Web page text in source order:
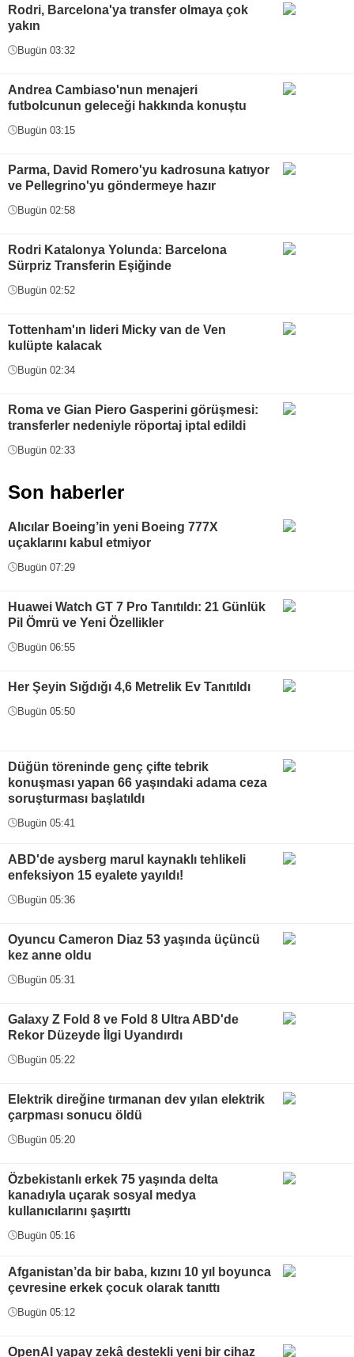
Rodri, Barcelona'ya transfer olmaya çok
yakın
Bugün 03:32
Andrea Cambiaso'nun menajeri
futbolcunun geleceği hakkında konuştu
Bugün 03:15
Parma, David Romero'yu kadrosuna katıyor
ve Pellegrino'yu göndermeye hazır
Bugün 02:58
Rodri Katalonya Yolunda: Barcelona
Sürpriz Transferin Eşiğinde
Bugün 02:52
Tottenham'ın lideri Micky van de Ven
kulüpte kalacak
Bugün 02:34
Roma ve Gian Piero Gasperini görüşmesi:
transferler nedeniyle röportaj iptal edildi
Bugün 02:33
Son haberler
Alıcılar Boeing’in yeni Boeing 777X
uçaklarını kabul etmiyor
Bugün 07:29
Huawei Watch GT 7 Pro Tanıtıldı: 21 Günlük
Pil Ömrü ve Yeni Özellikler
Bugün 06:55
Her Şeyin Sığdığı 4,6 Metrelik Ev Tanıtıldı
Bugün 05:50
Düğün töreninde genç çifte tebrik
konuşması yapan 66 yaşındaki adama ceza
soruşturması başlatıldı
Bugün 05:41
ABD'de aysberg marul kaynaklı tehlikeli
enfeksiyon 15 eyalete yayıldı!
Bugün 05:36
Oyuncu Cameron Diaz 53 yaşında üçüncü
kez anne oldu
Bugün 05:31
Galaxy Z Fold 8 ve Fold 8 Ultra ABD'de
Rekor Düzeyde İlgi Uyandırdı
Bugün 05:22
Elektrik direğine tırmanan dev yılan elektrik
çarpması sonucu öldü
Bugün 05:20
Özbekistanlı erkek 75 yaşında delta
kanadıyla uçarak sosyal medya
kullanıcılarını şaşırttı
Bugün 05:16
Afganistan’da bir baba, kızını 10 yıl boyunca
çevresine erkek çocuk olarak tanıttı
Bugün 05:12
OpenAI yapay zekâ destekli yeni bir cihaz